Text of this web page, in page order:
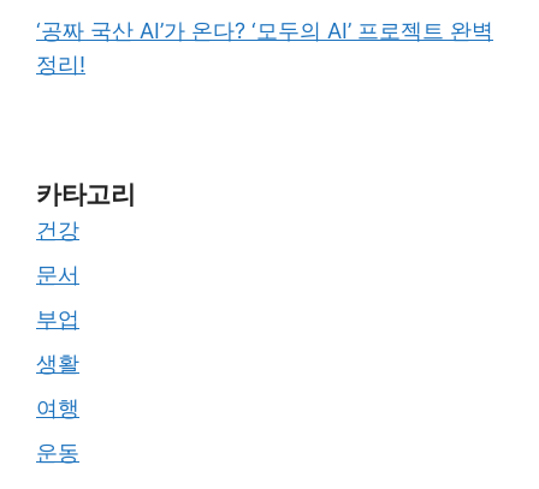
‘공짜 국산 AI’가 온다? ‘모두의 AI’ 프로젝트 완벽
정리!
카타고리
건강
문서
부업
생활
여행
운동